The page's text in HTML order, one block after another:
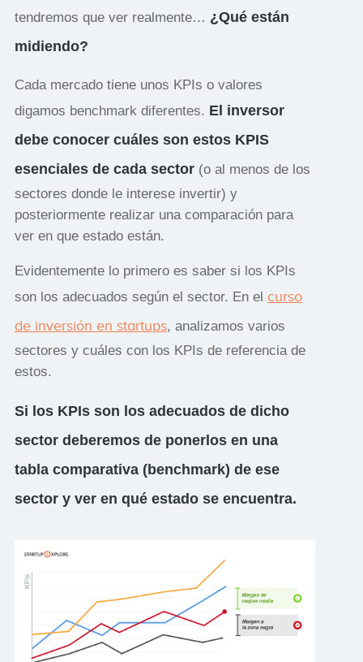
tendremos que ver realmente… ¿Qué están
midiendo?
Cada mercado tiene unos KPIs o valores
digamos benchmark diferentes. El inversor
debe conocer cuáles son estos KPIS
esenciales de cada sector(o al menos de los
sectores donde le interese invertir) y
posteriormente realizar una comparación para
ver en que estado están.
Evidentemente lo primero es saber si los KPIs
son los adecuados según el sector. En el curso
de inversión en startups, analizamos varios
sectores y cuáles con los KPIs de referencia de
estos.
Si los KPIs son los adecuados de dicho
sector deberemos de ponerlos en una
tabla comparativa (benchmark) de ese
sector y ver en qué estado se encuentra.